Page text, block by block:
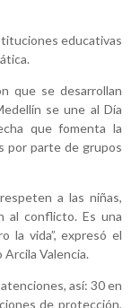
educativas
que se desarrollan
se une al Día
que fomenta la
por parte de grupos
a las niñas,
al conflicto. Es una
la vida”, expresó el
Valencia.
así: 30 en
de protección,